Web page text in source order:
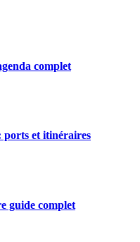
complet
ports et itinéraires
guide complet